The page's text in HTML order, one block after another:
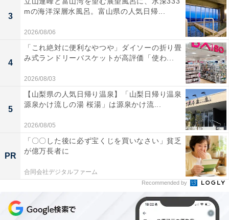
【今日チェックしたい】SwitchBotの人気商品5選
SwitchBot スマートプラグ プラグミニ スマートコンセン
ト スイッチボット 消費電力モニター タイマー コンセント
節電·省エネ 直差し 遠隔操作 音声コントロール
Bluetooth&Wi-Fi両方対応 スマートホーム Alexa,
Google Home, Siri, IFTTT, SmartThings対応 2個入り
3
mの海洋深層水風呂。富山県の人気日帰...
2026/08/06
4
「これ絶対に便利なやつや」ダイソーの折り畳
み式ランドリーバスケットが高評価「使わ...
2026/08/03
5
【山梨県の人気日帰り温泉】「山梨日帰り温泉
源泉かけ流しの湯 桜湯」は源泉かけ流...
2026/08/05
PR
「〇〇した後に必ず宝くじを買いなさい」貧乏
が億万長者に
合同会社デジタルファーム
Recommended by